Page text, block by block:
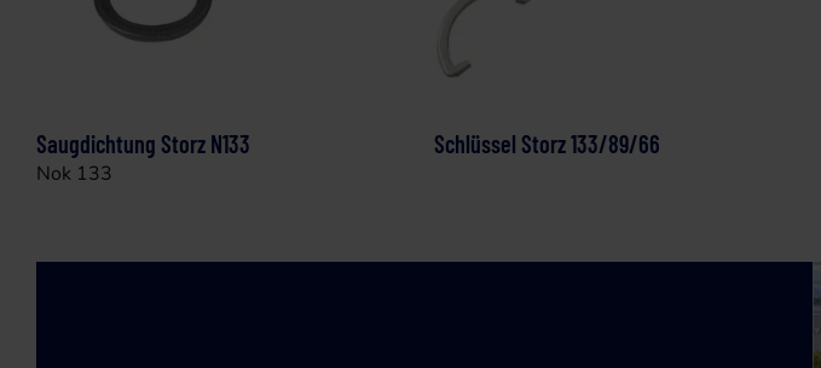
Saugdichtung Storz N133
Nok 133
Schlüssel Storz 133/89/66